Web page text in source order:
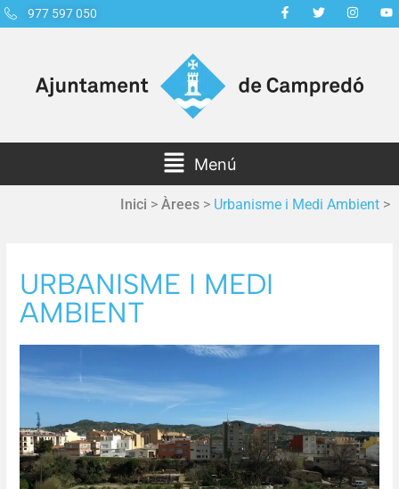
977 597 050
Menú
Inici > Àrees > Urbanisme i Medi Ambient >
URBANISME I MEDI
AMBIENT